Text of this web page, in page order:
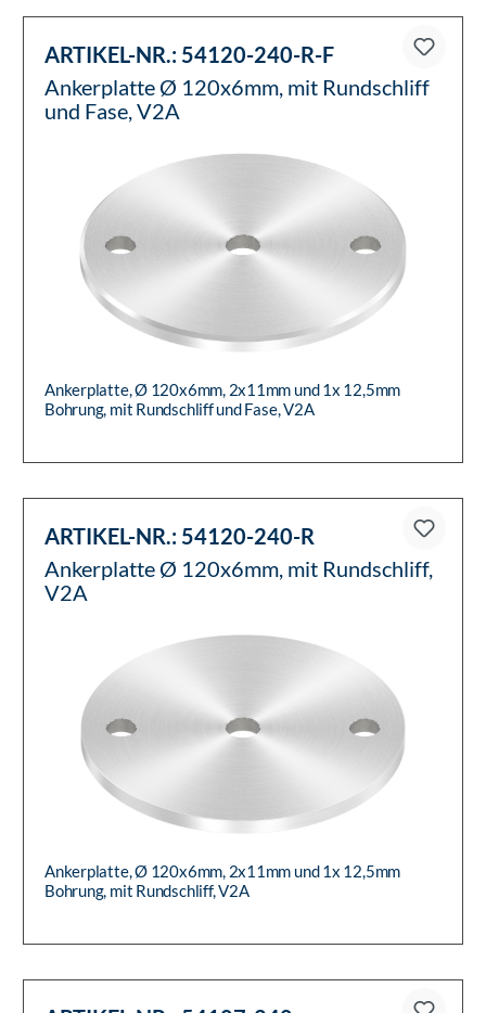
ARTIKEL-NR.: 54120-240-R-F
Ankerplatte Ø 120x6mm, mit Rundschliff
und Fase, V2A
Ankerplatte, Ø 120x6mm, 2x11mm und 1x 12,5mm
Bohrung, mit Rundschliff und Fase, V2A
ARTIKEL-NR.: 54120-240-R
Ankerplatte Ø 120x6mm, mit Rundschliff,
V2A
Ankerplatte, Ø 120x6mm, 2x11mm und 1x 12,5mm
Bohrung, mit Rundschliff, V2A